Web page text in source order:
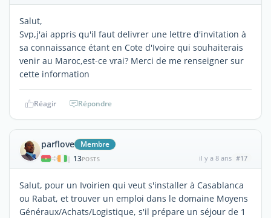
Salut,
Svp,j'ai appris qu'il faut delivrer une lettre d'invitation à
sa connaissance étant en Cote d'Ivoire qui souhaiterais
venir au Maroc,est-ce vrai? Merci de me renseigner sur
cette information
Réagir Répondre
parflove Membre
| 13POSTS il y a 8 ans #17
Salut, pour un Ivoirien qui veut s'installer à Casablanca
ou Rabat, et trouver un emploi dans le domaine Moyens
Généraux/Achats/Logistique, s'il prépare un séjour de 1